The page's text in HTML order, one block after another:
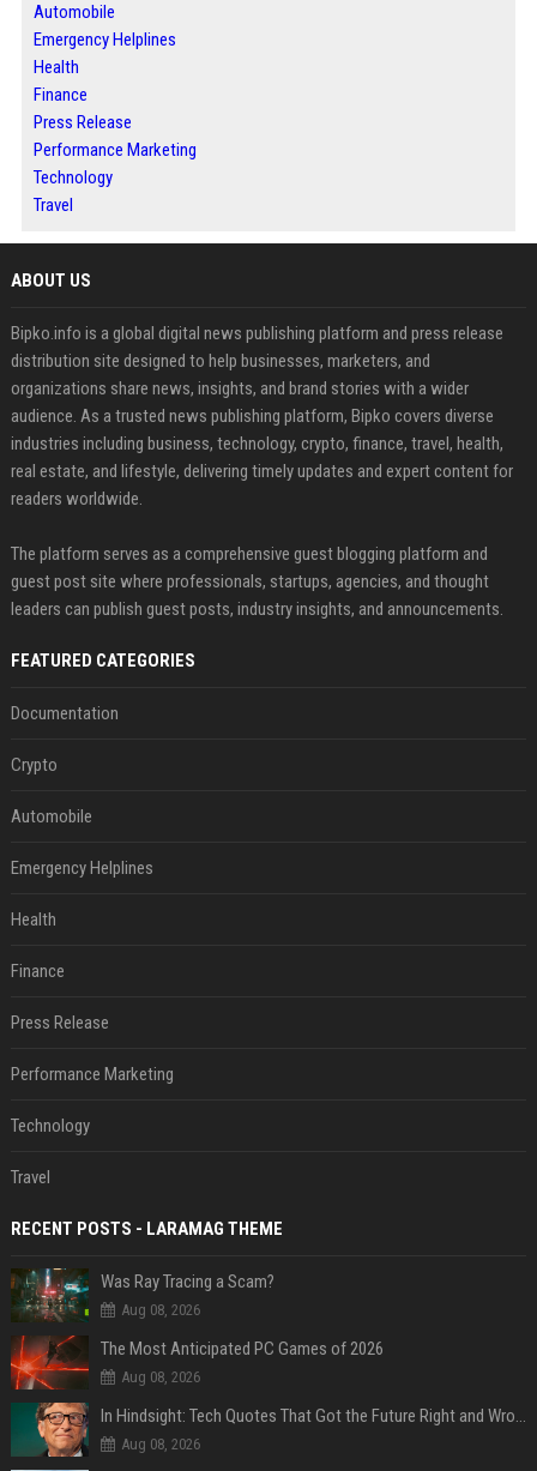
Automobile
Emergency Helplines
Health
Finance
Press Release
Performance Marketing
Technology
Travel
ABOUT US
Bipko.info is a global digital news publishing platform and press release
distribution site designed to help businesses, marketers, and
organizations share news, insights, and brand stories with a wider
audience. As a trusted news publishing platform, Bipko covers diverse
industries including business, technology, crypto, finance, travel, health,
real estate, and lifestyle, delivering timely updates and expert content for
readers worldwide.
The platform serves as a comprehensive guest blogging platform and
guest post site where professionals, startups, agencies, and thought
leaders can publish guest posts, industry insights, and announcements.
FEATURED CATEGORIES
Documentation
Crypto
Automobile
Emergency Helplines
Health
Finance
Press Release
Performance Marketing
Technology
Travel
RECENT POSTS - LARAMAG THEME
Was Ray Tracing a Scam?
Aug 08, 2026
The Most Anticipated PC Games of 2026
Aug 08, 2026
In Hindsight: Tech Quotes That Got the Future Right and Wrong
Aug 08, 2026